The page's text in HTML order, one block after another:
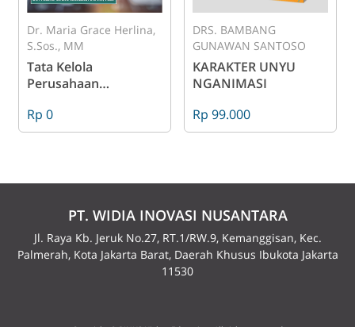
Dr. Maria Grace Herlina,
S.Sos., MM
Tata Kelola
Perusahaan
Governance) dan
Perkembangannya
Rp 0
DRS. BAMBANG
GUNAWAN SANTOSO
KARAKTER UNYU
NGANIMASI
Rp 99.000
PT. WIDIA INOVASI NUSANTARA
Jl. Raya Kb. Jeruk No.27, RT.1/RW.9, Kemanggisan, Kec.
Palmerah, Kota Jakarta Barat, Daerah Khusus Ibukota Jakarta
11530